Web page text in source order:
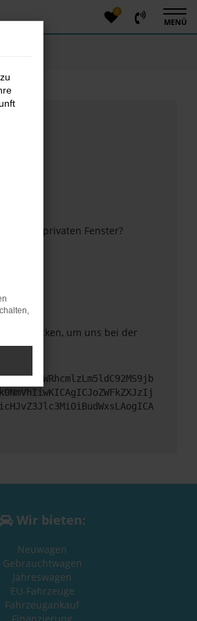
0
MENÜ
einem privaten Fenster?
schicken, um uns bei der
Wir bieten:
Neuwagen
Gebrauchtwagen
Jahreswagen
EU-Fahrzeuge
Fahrzeugankauf